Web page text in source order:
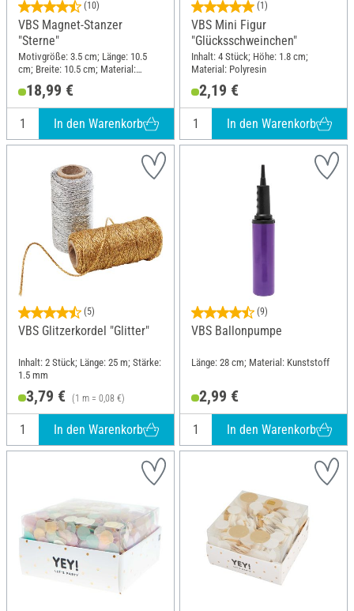
(10)
VBS Magnet-Stanzer
"Sterne"
Motivgröße: 3.5 cm; Länge: 10.5
cm; Breite: 10.5 cm; Material:
18,99 €
In den Warenkorb
(1)
VBS Mini Figur
"Glücksschweinchen"
Inhalt: 4 Stück; Höhe: 1.8 cm;
Material: Polyresin
2,19 €
In den Warenkorb
(5)
VBS Glitzerkordel "Glitter"
Inhalt: 2 Stück; Länge: 25 m; Stärke:
1.5 mm
3,79 € (1 m = 0,08 €)
In den Warenkorb
(9)
VBS Ballonpumpe
Länge: 28 cm; Material: Kunststoff
2,99 €
In den Warenkorb